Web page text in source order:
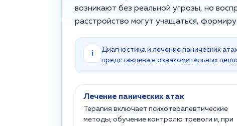
возникают без реальной угрозы, но
расстройство могут учащаться,
i
Диагностика и лечение панических
представлена в ознакомительных
Лечение панических атак
Терапия включает психотерапевтические
методы, обучение контролю тревоги и, при